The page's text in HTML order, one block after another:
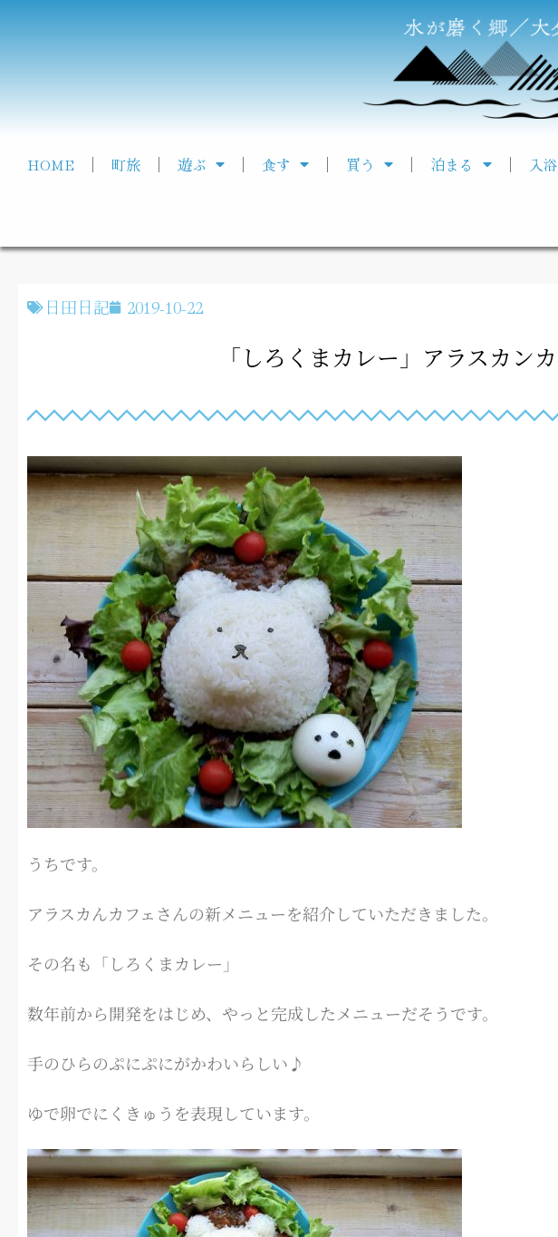
HOME 町旅 遊ぶ 食す 買う 泊まる 入
日田日記 2019-10-22
「しろくまカレー」アラスカン
うちです。
アラスカんカフェさんの新メニューを紹介していただきました。
その名も「しろくまカレー」
数年前から開発をはじめ、やっと完成したメニューだそうです。
手のひらのぷにぷにがかわいらしい♪
ゆで卵でにくきゅうを表現しています。